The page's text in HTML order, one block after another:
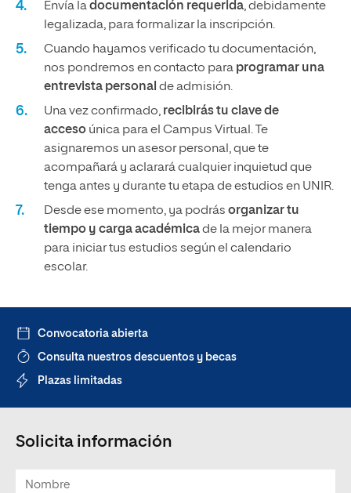
Envía ladocumentación requerida, debidamente
legalizada, para formalizar la inscripción.
Cuando hayamos verificado tu documentación,
nos pondremos en contacto para programar una
entrevista personal de admisión.
Una vez confirmado, recibirás tu clave de
acceso única para el Campus Virtual. Te
asignaremos un asesor personal, que te
acompañará y aclarará cualquier inquietud que
tenga antes y durante tu etapa de estudios en UNIR.
Desde ese momento, ya podrás organizar tu
tiempo y carga académicade la mejor manera
para iniciar tus estudios según el calendario
escolar.
Convocatoria abierta
Consulta nuestros descuentos y becas
Plazas limitadas
Solicita información